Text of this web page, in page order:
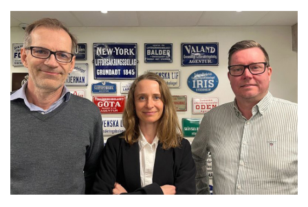
Poddtips:
Mäklarsamfundets
kundvägledare
om
dolda
fel